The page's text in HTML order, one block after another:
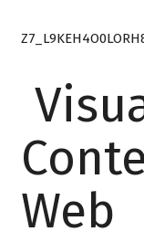
Web